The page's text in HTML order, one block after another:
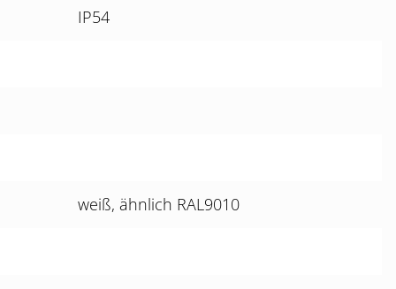
IP54
weiß, ähnlich RAL9010